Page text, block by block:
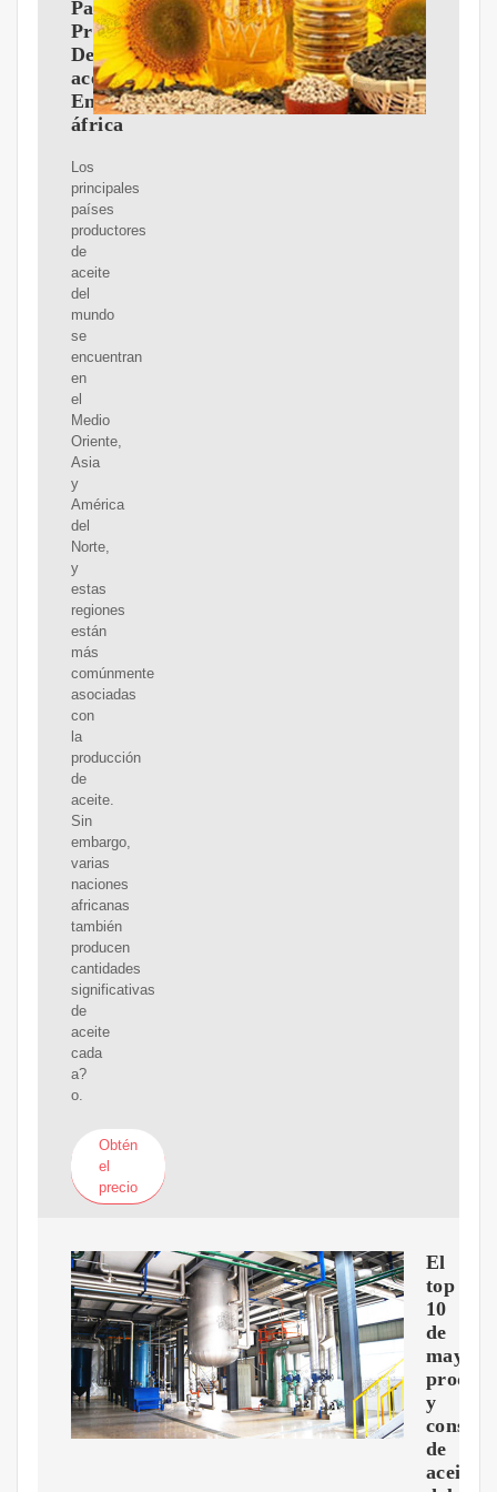
Países
Productores
De
aceite
En
áfrica
Los
principales
países
productores
de
aceite
del
mundo
se
encuentran
en
el
Medio
Oriente,
Asia
y
América
del
Norte,
y
estas
regiones
están
más
comúnmente
asociadas
con
la
producción
de
aceite.
Sin
embargo,
varias
naciones
africanas
también
producen
cantidades
significativas
de
aceite
cada
a?
o.
Obtén
el
precio
El
top
10
de
y
de
aceite